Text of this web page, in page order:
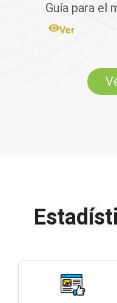
Guía para el
Salem
Ver